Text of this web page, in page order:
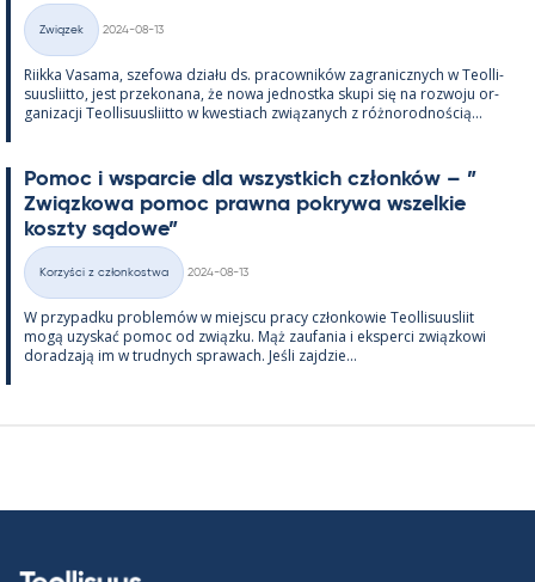
Kategorie
Związek
2024-08-13
Riikka Va­sama, sze­fowa działu ds. pracow­ników za­gra­nicz­nych w Teol­li­
suus­liitto, jest prze­ko­nana, że nowa jed­nostka skupi się na rozwoju or­
ga­nizacji Teol­li­suus­liitto w kwes­tiach związa­nych z róż­no­rod­nością...
Po­moc i ws­parcie dla wszyst­kich członków – ”
Związ­kowa po­moc prawna pok­rywa wszel­kie
koszty są­dowe”
Kategorie
Korzyści z członkostwa
2024-08-13
W przy­padku problemów w miejscu pracy człon­kowie Teol­li­suus­liit
mogą uzys­kać po­moc od związku. Mąż zau­fa­nia i eks­perci związ­kowi
do­radzają im w trud­nych sprawach. Jeśli zajdzie...